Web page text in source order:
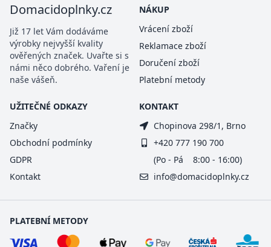
Domacidoplnky.cz
Již 17 let Vám dodáváme
výrobky nejvyšší kvality
ověřených značek. Uvařte si s
námi něco dobrého. Vaření je
naše vášeň.
NÁKUP
Vrácení zboží
Reklamace zboží
Doručení zboží
Platební metody
UŽITEČNÉ ODKAZY
Značky
Obchodní podmínky
GDPR
Kontakt
KONTAKT
Chopinova 298/1, Brno
+420 777 190 700
(Po - Pá 8:00 - 16:00)
info@domacidoplnky.cz
PLATEBNÍ METODY